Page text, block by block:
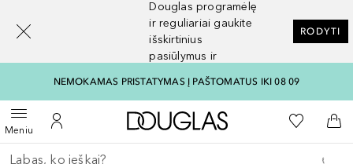
Douglas programėlę
ir reguliariai gaukite
išskirtinius
pasiūlymus ir
RODYTI
NEMOKAMAS PRISTATYMAS Į PAŠTOMATUS IKI 08 09
MeniuAtidaryti meniuĮ mano paskyrą
Į Douglas pagrindinį
Į mano
Į
Grįžk atgal
Vykdykite paiešką
[navigation.slideout.screenreader]